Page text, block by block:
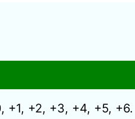
+1, +2, +3, +4, +5, +6.